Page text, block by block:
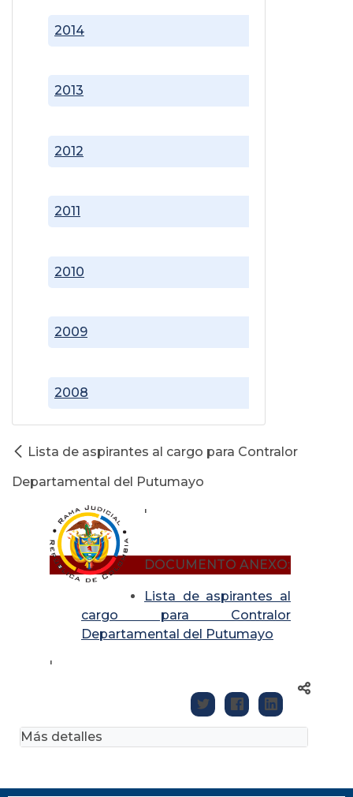
2008
2009
2010
2011
2012
2013
2014
Lista de aspirantes al cargo para Contralor
Departamental del Putumayo
'
DOCUMENTO ANEXO:
Lista de aspirantes al
cargo para Contralor
Departamental del Putumayo
'
Más detalles